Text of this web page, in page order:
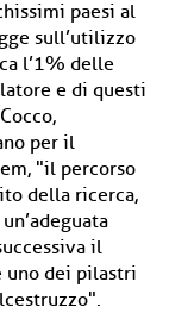
paesi al
sull’utilizzo
l’1% delle
e di questi
per il
"il percorso
della ricerca,
il
uno dei pilastri